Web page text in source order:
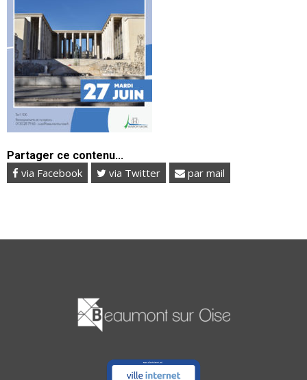
Partager ce contenu...
via Facebook via Twitter par mail